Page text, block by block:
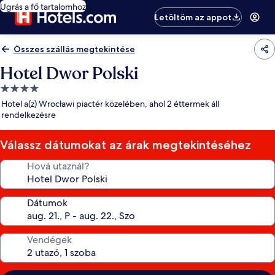
Ugrás a fő tartalomhoz
Letöltöm az appot
Összes szállás megtekintése
Hotel Dwor Polski
4.0
csillagos
szálláshely
Hotel a(z) Wrocławi piactér közelében, ahol 2 éttermek áll
rendelkezésre
Válassz dátumokat az árak megtekintéséhez
Hová utaznál?
Dátumok
Vendégek